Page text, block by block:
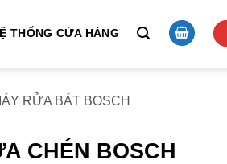
THỐNG CỬA HÀNG
RỬA BÁT BOSCH
CHÉN BOSCH